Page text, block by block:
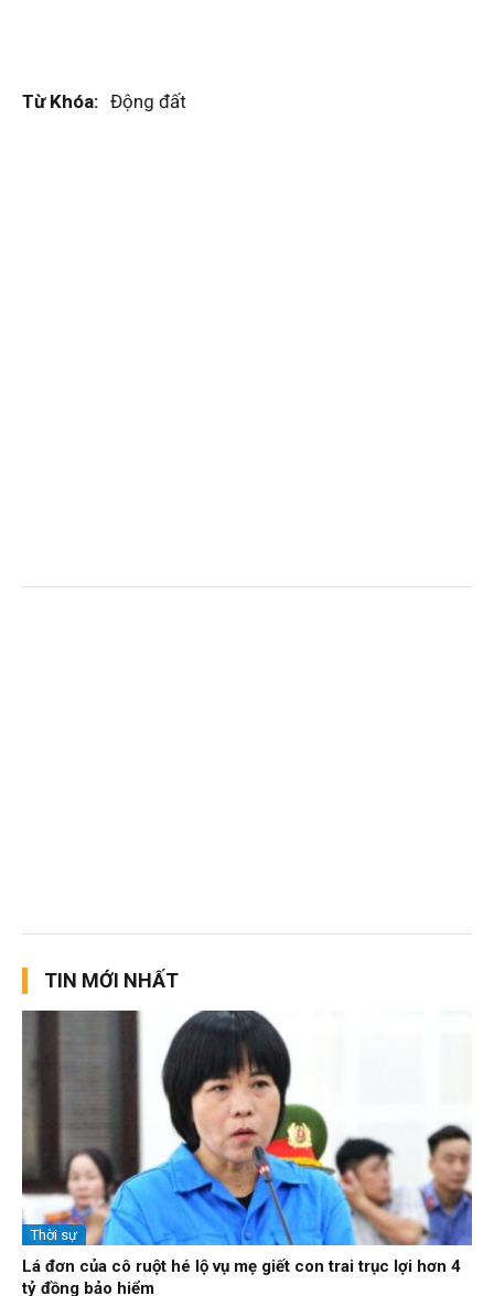
Từ Khóa: Động đất
TIN MỚI NHẤT
Thời sự
Lá đơn của cô ruột hé lộ vụ mẹ giết con trai trục lợi hơn 4
tỷ đồng bảo hiểm